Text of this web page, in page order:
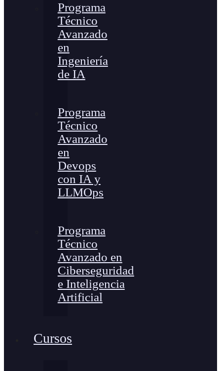
Programa
Técnico
Avanzado
en
Ingeniería
de IA
Programa
Técnico
Avanzado
en
Devops
con IA y
LLMOps
Programa
Técnico
Avanzado en
Ciberseguridad
e Inteligencia
Artificial
Cursos